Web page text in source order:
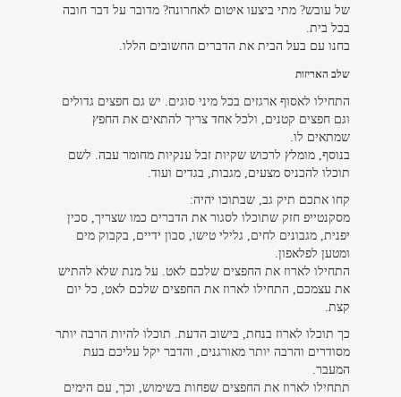
של עובש? מתי ביצעו איטום לאחרונה? מדובר על דבר חובה
בכל בית.
בחנו עם בעל הבית את הדברים החשובים הללו.
שלב האריזות
התחילו לאסוף ארגזים בכל מיני סוגים. יש גם חפצים גדולים
וגם חפצים קטנים, ולכל אחד צריך להתאים את החפץ
שמתאים לו.
בנוסף, מומלץ לרכוש שקיות זבל ענקיות מחומר עבה. לשם
תוכלו להכניס מצעים, מגבות, בגדים ועוד.
קחו אתכם תיק גב, שבתוכו יהיה:
מסקנטייפ חזק שתוכלו לסגור את הדברים כמו שצריך, סכין
יפנית, מגבונים לחים, גלילי טישו, סבון ידיים, בקבוק מים
ומטען לפלאפון.
התחילו לארוז את החפצים שלכם לאט. על מנת שלא להתיש
את עצמכם, התחילו לארוז את החפצים שלכם לאט, כל יום
קצת.
כך תוכלו לארוז בנחת, בישוב הדעת. תוכלו להיות הרבה יותר
מסודרים והרבה יותר מאורגנים, והדבר יקל עליכם בעת
המעבר.
תתחילו לארוז את החפצים שפחות בשימוש, וכך, עם הימים